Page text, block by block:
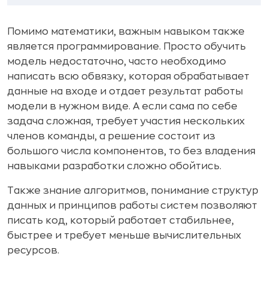
Помимо математики, важным навыком также
является программирование. Просто обучить
модель недостаточно, часто необходимо
написать всю обвязку, которая обрабатывает
данные на входе и отдает результат работы
модели в нужном виде. А если сама по себе
задача сложная, требует участия нескольких
членов команды, а решение состоит из
большого числа компонентов, то без владения
навыками разработки сложно обойтись.
Также знание алгоритмов, понимание структур
данных и принципов работы систем позволяют
писать код, который работает стабильнее,
быстрее и требует меньше вычислительных
ресурсов.